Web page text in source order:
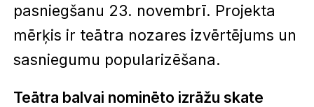
pasniegšanu 23. novembrī. Projekta
mērķis ir teātra nozares izvērtējums un
sasniegumu popularizēšana.
Teātra balvai nominēto izrāžu skate